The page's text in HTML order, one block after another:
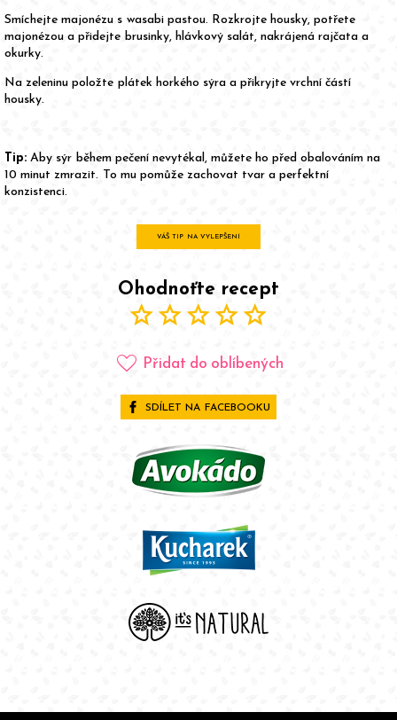
Smíchejte majonézu s wasabi pastou. Rozkrojte housky, potřete
majonézou a přidejte brusinky, hlávkový salát, nakrájená rajčata a
okurky.
Na zeleninu položte plátek horkého sýra a přikryjte vrchní částí
housky.
Tip:Aby sýr během pečení nevytékal, můžete ho před obalováním na
10 minut zmrazit. To mu pomůže zachovat tvar a perfektní
konzistenci.
VÁŠ TIP NA VYLEPŠENÍ
Ohodnoťte recept
starstarstarstarstar
favorite Přidat do oblíbených
SDÍLET NA FACEBOOKU